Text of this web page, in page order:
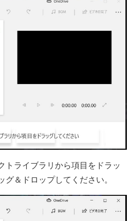
トライブラリから項目をドラッ
グ＆ドロップしてください。